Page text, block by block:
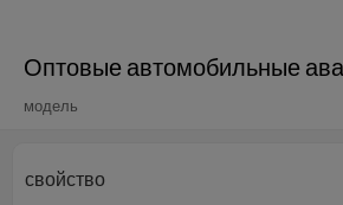
Оптовые автомобильные
модель
свойство